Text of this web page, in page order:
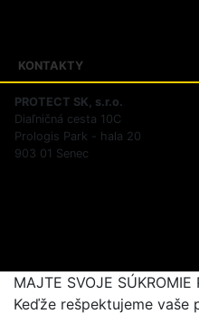
KONTAKTY
PROTECT SK, s.r.o.
Diaľničná cesta 10C
Prologis Park - hala 20
903 01 Senec
MAJTE SVOJE SÚKROMIE
Keďže rešpektujeme vaše